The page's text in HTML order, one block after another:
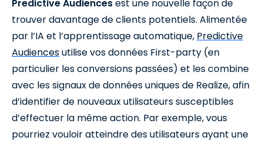
Predictive Audiencesest une nouvelle façon de
trouver davantage de clients potentiels. Alimentée
par l’IA et l’apprentissage automatique, Predictive
Audiencesutilise vos données First-party (en
particulier les conversions passées) et les combine
avec les signaux de données uniques de Realize, afin
d’identifier de nouveaux utilisateurs susceptibles
d’effectuer la même action. Par exemple, vous
pourriez vouloir atteindre des utilisateurs ayant une